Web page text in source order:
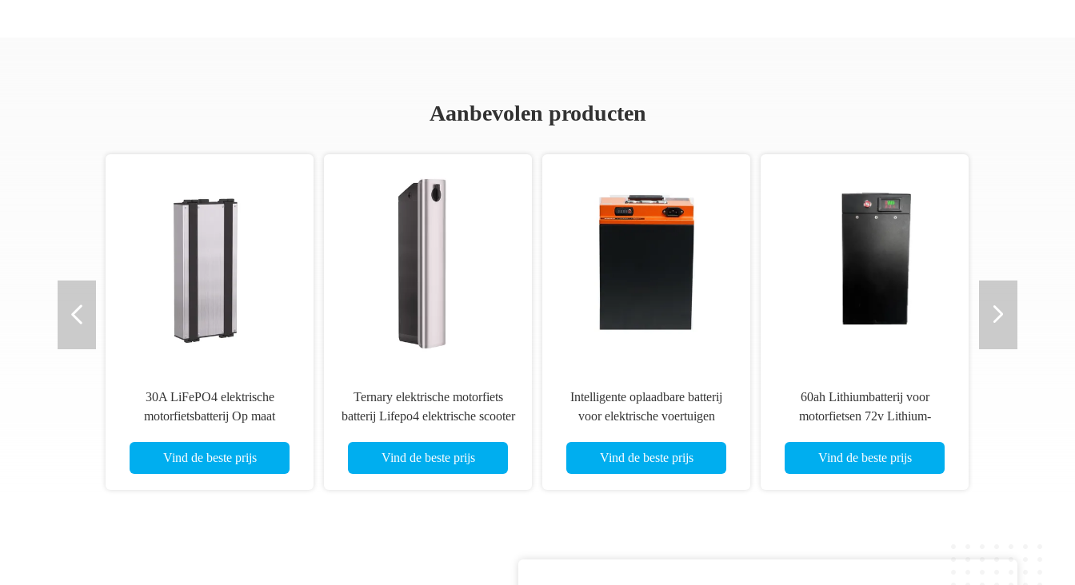
Aanbevolen producten
30A LiFePO4 elektrische
motorfietsbatterij Op maat
voertuigbatterij
Vind de beste prijs
Ternary elektrische motorfiets
batterij Lifepo4 elektrische scooter
Vind de beste prijs
Intelligente oplaadbare batterij
voor elektrische voertuigen
motorfietsbatterij
Vind de beste prijs
60ah Lithiumbatterij voor
motorfietsen 72v Lithium-
Vind de beste prijs